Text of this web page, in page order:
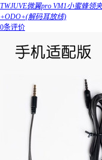
TWJUVE微翼pro VM1小蜜蜂领
+ODO+(解码耳放线)
0条评价